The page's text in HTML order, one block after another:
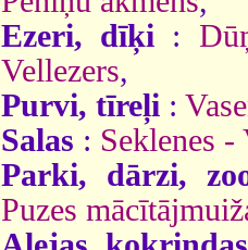
Ezeri, dīķi :
Vellezers,
Purvi, tīreļi :
Salas : Seklenes -
Parki, dārzi,
Puzes